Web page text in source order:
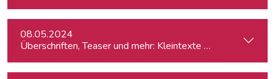
08.05.2024
Überschriften, Teaser und mehr: Kleintexte einfach besser